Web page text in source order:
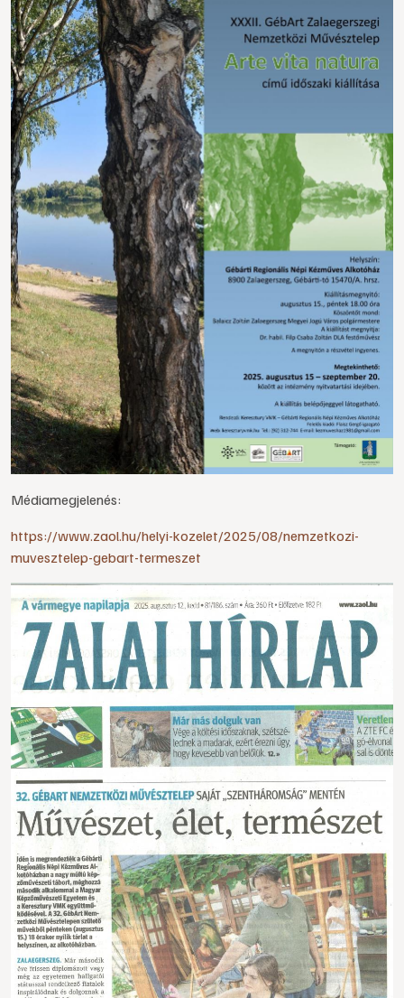
Médiamegjelenés:
https://www.zaol.hu/helyi-kozelet/2025/08/nemzetkozi-
muvesztelep-gebart-termeszet